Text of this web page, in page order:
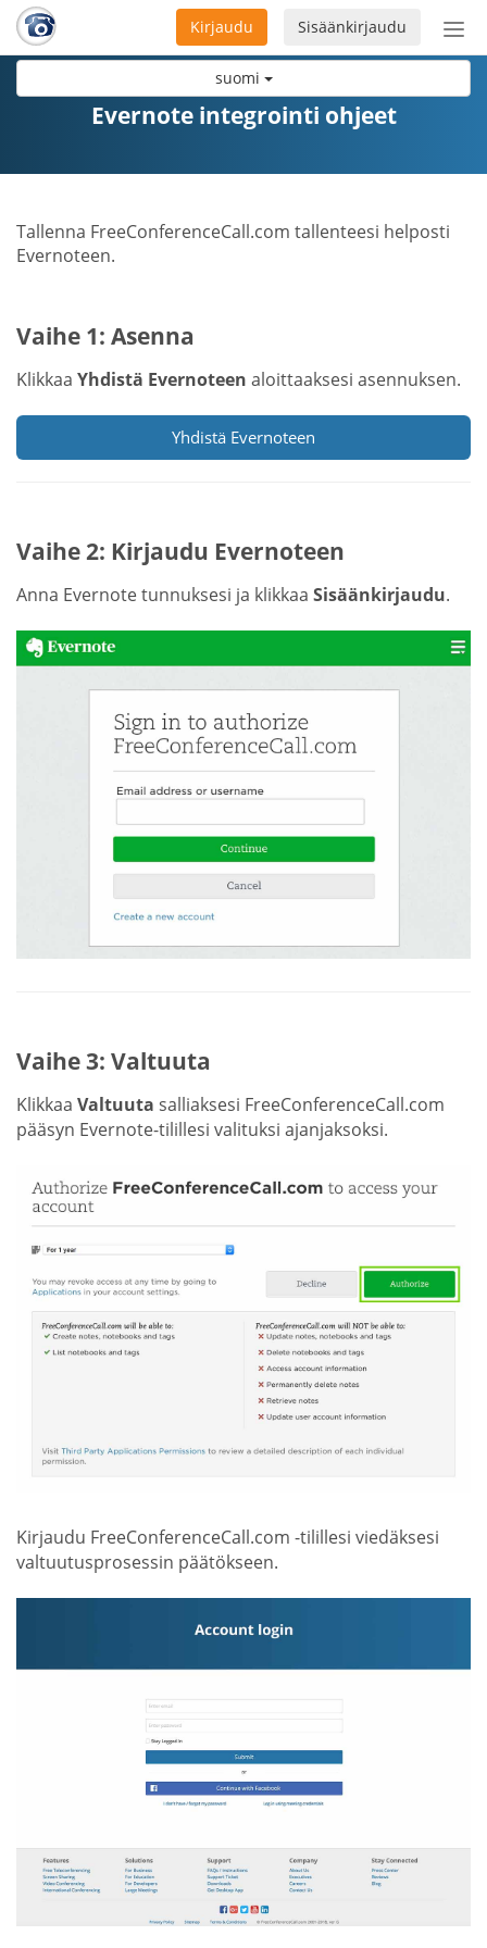
suomi
Sisäänkirjaudu
Kirjaudu
Evernote integrointi ohjeet
Tallenna FreeConferenceCall.com tallenteesi helposti
Evernoteen.
Vaihe 1: Asenna
Klikkaa Yhdistä Evernoteen aloittaaksesi asennuksen.
Yhdistä Evernoteen
Vaihe 2: Kirjaudu Evernoteen
Anna Evernote tunnuksesi ja klikkaa Sisäänkirjaudu.
Vaihe 3: Valtuuta
Klikkaa Valtuuta salliaksesi FreeConferenceCall.com
pääsyn Evernote-tilillesi valituksi ajanjaksoksi.
Kirjaudu FreeConferenceCall.com -tilillesi viedäksesi
valtuutusprosessin päätökseen.